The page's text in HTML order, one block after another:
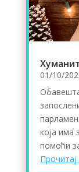
01/10/
која има
помоћи